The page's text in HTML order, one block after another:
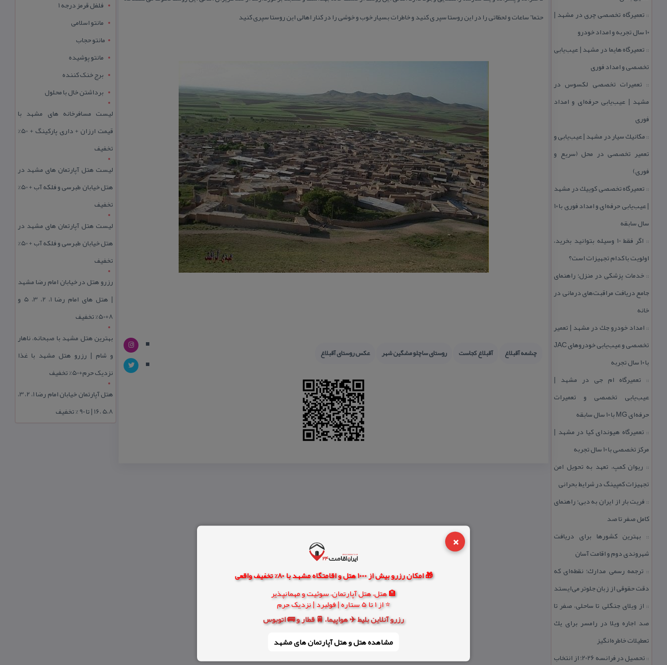
×
🎁 امکان رزرو بیش از 1000 هتل و اقامتگاه مشهد با 80% تخفیف واقعی
🏨 هتل، هتل آپارتمان، سوئیت و مهمانپذیر
⭐ از 1 تا 5 ستاره | فولبرد | نزدیک حرم
رزرو آنلاین بلیط ✈️ هواپیما، 🚆 قطار و 🚌 اتوبوس
مشاهده هتل و هتل‌ آپارتمان های مشهد
:: تعمیرگاه تخصصی چری در مشهد |
۱۰ سال تجربه و امداد خودرو
:: تعمیرگاه هایما در مشهد | عیب‌یابی
تخصصی و امداد فوری
:: تعمیرات تخصصی لكسوس در
مشهد | عیب‌یابی حرفه‌ای و امداد
فوری
:: مكانیك سیار در مشهد | عیب‌یابی و
تعمیر تخصصی در محل (سریع و
فوری)
:: تعمیرگاه تخصصی كوییك در مشهد
| عیب‌یابی حرفه‌ای و امداد فوری با ۱۰
سال سابقه
::
اگر فقط 10 وسیله بتوانید بخرید،
اولویت با كدام تجهیزات است؟
:: خدمات پزشكی در منزل؛ راهنمای
جامع دریافت مراقبت‌های درمانی در
خانه
:: امداد خودرو جك در مشهد | تعمیر
تخصصی و عیب‌یابی خودروهای JAC
با ۱۰ سال تجربه
:: تعمیرگاه ام جی در مشهد |
عیب‌یابی تخصصی و تعمیرات
حرفه‌ای MG با ۱۰ سال سابقه
:: تعمیرگاه هیوندای كیا در مشهد |
مركز تخصصی با ۱۰ سال تجربه
:: ریوان كمپ، تعهد به تحویل امن
تجهیزات كمپینگ در شرایط بحرانی
:: فریت بار از ایران به دبی؛ راهنمای
كامل صفر تا صد
:: بهترین كشورها برای دریافت
شهروندی دوم و اقامت آسان
:: ترجمه رسمی مدارك؛ نقطه‌ای كه
دقت حقوقی از زبان جلوتر می‌ایستد
:: از ویلای جنگلی تا ساحلی، صفر تا
صد اجاره ویلا در رامسر برای یك
تعطیلات خاطره‌انگیز
::
تحصیل در فرانسه 2026؛ از انتخاب
حتما” ساعات و لحظاتی را در این روستا سپر ی كنید و خاطرات بسیار خوب و خوشی را در كنار اهالی این روستا سپری كنید
چشمه آقبلاغ آقبلاغ كجاست روستای ساچلو مشگین شهر عكس روستای آقبلاغ
فلفل قرمز درجه 1
مانتو اسلامی
مانتو حجاب
مانتو پوشیده
برج خنک کننده
برداشتن خال با محلول
لیست مسافرخانه های مشهد با
قیمت ارزان + داری پارکینگ + 50%
تخفیف
لیست هتل آپارتمان های مشهد در
هتل خیابان طبرسی و فلکه آب + 50%
تخفیف
لیست هتل آپارتمان های مشهد در
هتل خیابان طبرسی و فلکه آب + 50%
تخفیف
رزرو هتل در خیابان امام رضا مشهد
| هتل‌ های امام رضا 1، 2، 3، 5 و
8+50% تخفیف
بهترین هتل مشهد با صبحانه، ناهار
و شام | رزرو هتل مشهد با غذا
نزدیک حرم+50% تخفیف
هتل آپارتمان خیابان امام رضا 1، 2، 3،
5،8 ،16 | تا 90 % تخفیف